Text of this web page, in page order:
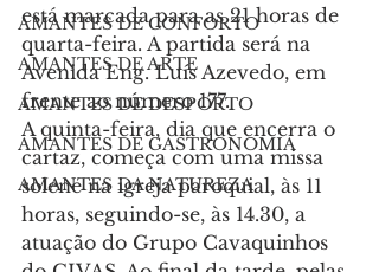
AMANTES DE CONFORTO
AMANTES DE ARTE
AMANTES DE DESPORTO
AMANTES DE GASTRONOMIA
AMANTES DA NATUREZA
está marcada para as 21 horas de
quarta-feira. A partida será na
Avenida Eng. Luís Azevedo, em
frente ao número 177.
A quinta-feira, dia que encerra o
cartaz, começa com uma missa
solene na igreja paroquial, às 11
horas, seguindo-se, às 14.30, a
atuação do Grupo Cavaquinhos